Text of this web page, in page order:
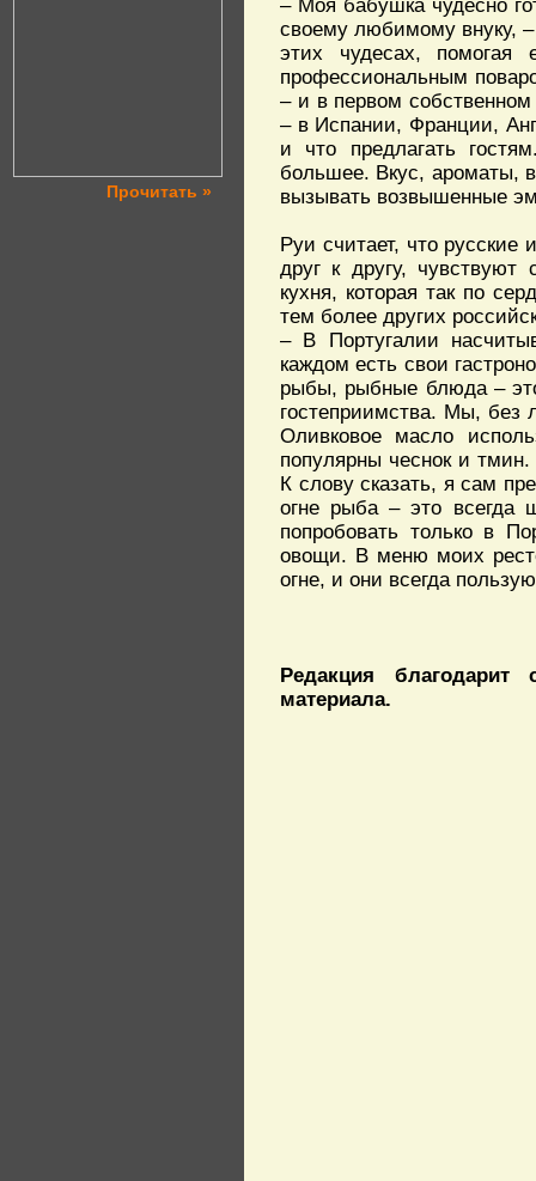
Прочитать »
– Моя бабушка чудесно
своему любимому внуку,
этих чудесах,
профессиональным
– и в первом собственном
– в Испании, Франции,
и что предлагать
большее. Вкус, ароматы,
вызывать возвышенные
Руи считает, что русские
друг к другу, чувствуют
кухня, которая так по
тем более других
– В Португалии
каждом есть свои
рыбы, рыбные блюда –
гостеприимства. Мы, без
Оливковое масло
популярны чеснок и
К слову сказать, я сам
огне рыба – это всегда
попробовать только в
овощи. В меню моих
огне, и они всегда
Редакция
материала.